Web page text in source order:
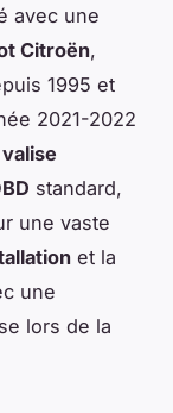
avec une
Citroën,
1995 et
2021-2022
valise
standard,
une vaste
et la
une
lors de la